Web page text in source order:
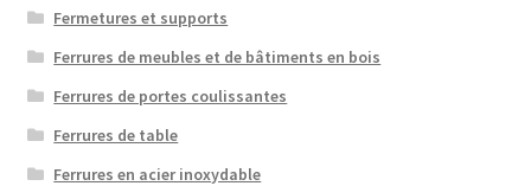
Fermetures et supports
Ferrures de meubles et de bâtiments en bois
Ferrures de portes coulissantes
Ferrures de table
Ferrures en acier inoxydable